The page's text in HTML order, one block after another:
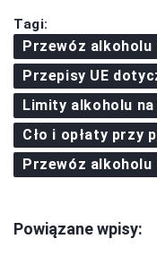
Tagi:
Przewóz
Przepisy UE
Limity alkoholu
Cło i opłaty przy
Przewóz
Powiązane wpisy: